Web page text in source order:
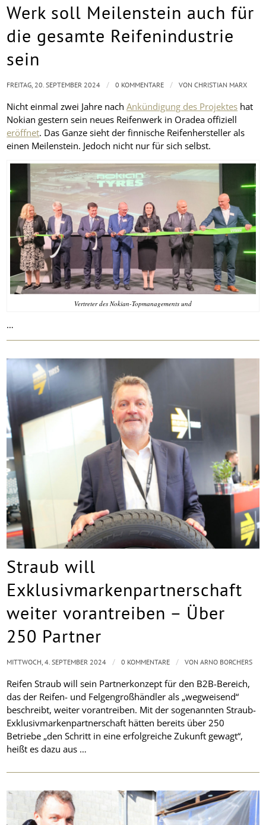
Werk soll Meilenstein auch für
die gesamte Reifenindustrie
sein
Nicht einmal zwei Jahre nachAnkündigung des Projektes hat
Nokian gestern sein neues Reifenwerk in Oradea offiziell
eröffnet. Das Ganze sieht der finnische Reifenhersteller als
einen Meilenstein. Jedoch nicht nur für sich selbst.
Vertreter des Nokian-Topmanagements und
…
FREITAG, 20. SEPTEMBER 2024 / 0 KOMMENTARE / VONCHRISTIAN MARX
Straub will
Exklusivmarkenpartnerschaft
weiter vorantreiben – Über
250 Partner
Reifen Straub will sein Partnerkonzept für den B2B-Bereich,
das der Reifen- und Felgengroßhändler als „wegweisend“
beschreibt, weiter vorantreiben. Mit der sogenannten Straub-
Exklusivmarkenpartnerschaft hätten bereits über 250
Betriebe „den Schritt in eine erfolgreiche Zukunft gewagt“,
heißt es dazu aus …
MITTWOCH, 4. SEPTEMBER 2024 / 0 KOMMENTARE / VONARNO BORCHERS